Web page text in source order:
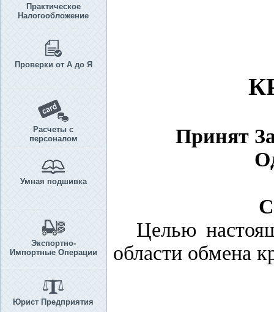
Практическое
Налогообложение
Проверки от А до Я
Расчеты с
персоналом
Умная подшивка
Экспортно-
Импортные Операции
Юрист Предприятия
Принят
Целью
области обмена